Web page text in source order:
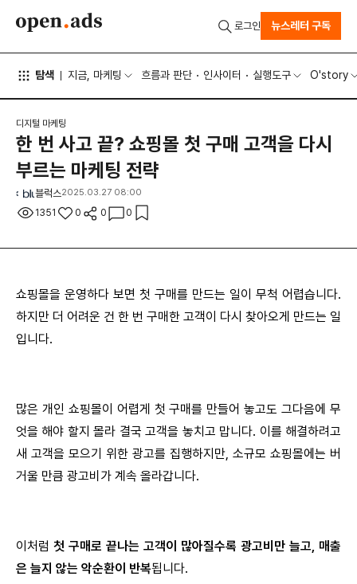
탐색 지금, 마케팅 흐름과 판단 인사이터 실행도구 O'story
로그인 뉴스레터 구독
디지털 마케팅
한 번 사고 끝? 쇼핑몰 첫 구매 고객을 다시
부르는 마케팅 전략
블럭스2025.03.27 08:00
1351 0 0 0
쇼핑몰을 운영하다 보면 첫 구매를 만드는 일이 무척 어렵습니다.
하지만 더 어려운 건 한 번 구매한 고객이 다시 찾아오게 만드는 일
입니다.
많은 개인 쇼핑몰이 어렵게 첫 구매를 만들어 놓고도 그다음에 무
엇을 해야 할지 몰라 결국 고객을 놓치고 맙니다. 이를 해결하려고
새 고객을 모으기 위한 광고를 집행하지만, 소규모 쇼핑몰에는 버
거울 만큼 광고비가 계속 올라갑니다.
이처럼 첫 구매로 끝나는 고객이 많아질수록 광고비만 늘고, 매출
은 늘지 않는 악순환이 반복됩니다.